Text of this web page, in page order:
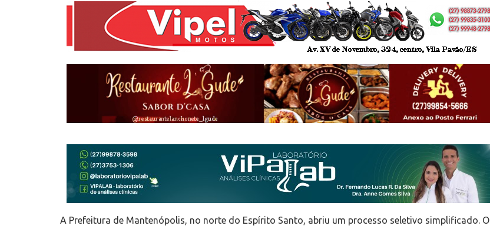
A Prefeitura de Mantenópolis, no norte do Espírito Santo, abriu um processo seletivo simplificado. O